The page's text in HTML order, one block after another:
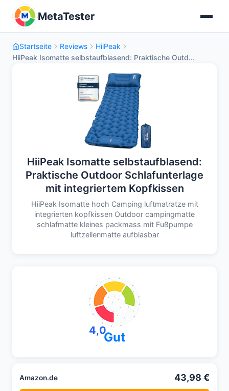
MetaTester
Startseite Reviews
HiiPeak
HiiPeak Isomatte selbstaufblasend: Praktische Outd...
HiiPeak Isomatte selbstaufblasend:
Praktische Outdoor Schlafunterlage
mit integriertem Kopfkissen
HiiPeak Isomatte hoch Camping luftmatratze mit
integrierten kopfkissen Outdoor campingmatte
schlafmatte kleines packmass mit Fußpumpe
luftzellenmatte aufblasbar
4,0Gut
Amazon.de 43,98 €